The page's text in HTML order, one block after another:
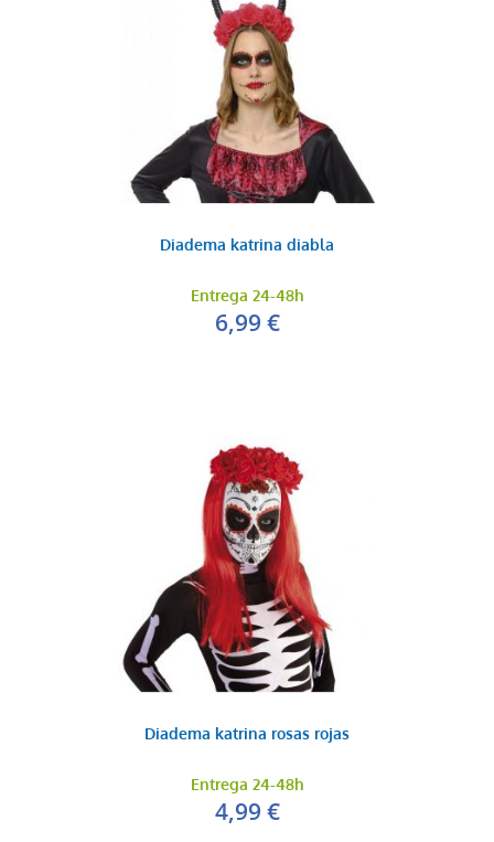
Diadema katrina diabla
Entrega 24-48h
6,99 €
Diadema katrina rosas rojas
Entrega 24-48h
4,99 €